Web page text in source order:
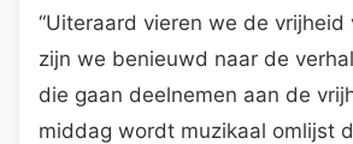
“Uiteraard vieren we de vrijheid
zijn we benieuwd naar de
die gaan deelnemen aan de
middag wordt muzikaal omlijst